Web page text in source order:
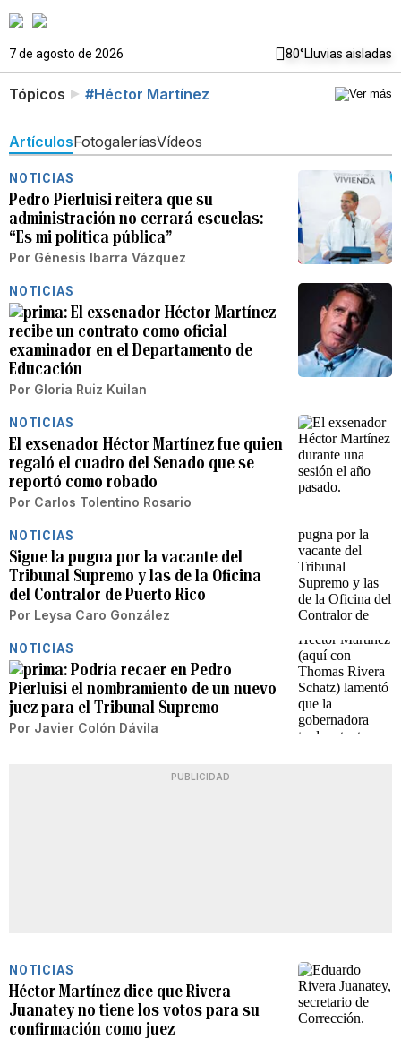
7 de agosto de 2026 80°Lluvias aisladas
Tópicos #Héctor Martínez
ArtículosFotogaleríasVídeos
NOTICIAS
Pedro Pierluisi reitera que su
administración no cerrará escuelas:
“Es mi política pública”
Por Génesis Ibarra Vázquez
NOTICIAS
El exsenador Héctor Martínez
recibe un contrato como oficial
examinador en el Departamento de
Educación
Por Gloria Ruiz Kuilan
NOTICIAS
El exsenador Héctor Martínez fue quien
regaló el cuadro del Senado que se
reportó como robado
Por Carlos Tolentino Rosario
NOTICIAS
Sigue la pugna por la vacante del
Tribunal Supremo y las de la Oficina
del Contralor de Puerto Rico
Por Leysa Caro González
NOTICIAS
Podría recaer en Pedro
Pierluisi el nombramiento de un nuevo
juez para el Tribunal Supremo
Por Javier Colón Dávila
PUBLICIDAD
NOTICIAS
Héctor Martínez dice que Rivera
Juanatey no tiene los votos para su
confirmación como juez